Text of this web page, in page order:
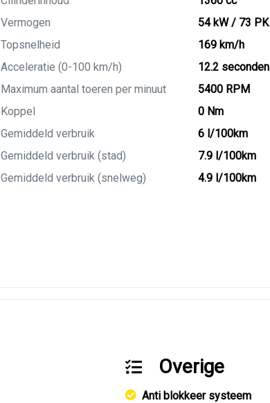
Vermogen
54 kW / 73 PK
Topsnelheid
169 km/h
Acceleratie (0-100 km/h)
12.2 seconden
Maximum aantal toeren per minuut
5400 RPM
Koppel
0 Nm
Gemiddeld verbruik
6 l/100km
Gemiddeld verbruik (stad)
7.9 l/100km
Gemiddeld verbruik (snelweg)
4.9 l/100km
Overige
Anti blokkeer systeem